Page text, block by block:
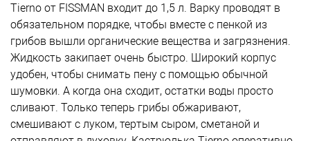
Tierno от FISSMAN входит до 1,5 л. Варку проводят в
обязательном порядке, чтобы вместе с пенкой из
грибов вышли органические вещества и загрязнения.
Жидкость закипает очень быстро. Широкий корпус
удобен, чтобы снимать пену с помощью обычной
шумовки. А когда она сходит, остатки воды просто
сливают. Только теперь грибы обжаривают,
смешивают с луком, тертым сыром, сметаной и